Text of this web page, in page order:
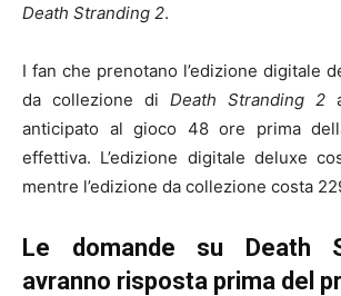
Death Stranding 2.
I fan che prenotano l’edizione digitale
da collezione di Death Stranding 2
anticipato al gioco 48 ore prima
effettiva. L’edizione digitale deluxe
mentre l’edizione da collezione costa
Le domande su Death
avranno risposta prima del